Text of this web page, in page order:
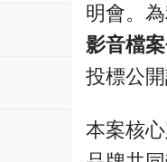
明會。
影音檔案
投標公
本案核